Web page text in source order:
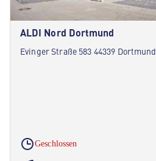
ALDI Nord Dortmund
Evinger Straße 583 44339 Dortmund
Geschlossen